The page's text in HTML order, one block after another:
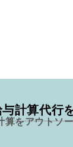
計算代行
算をアウトソ